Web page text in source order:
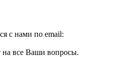
с нами по email:
все Ваши вопросы.